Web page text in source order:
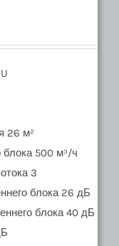
26 м²
блока 500 м³/ч
3
блока 26 дБ
блока 40 дБ